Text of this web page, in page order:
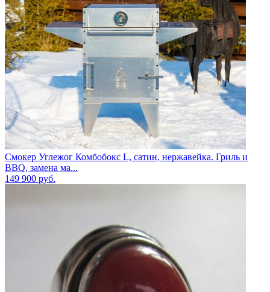
Смокер Углежог Комбобокс L, сатин, нержавейка. Гриль и
BBQ, замена ма...
149 900 руб.